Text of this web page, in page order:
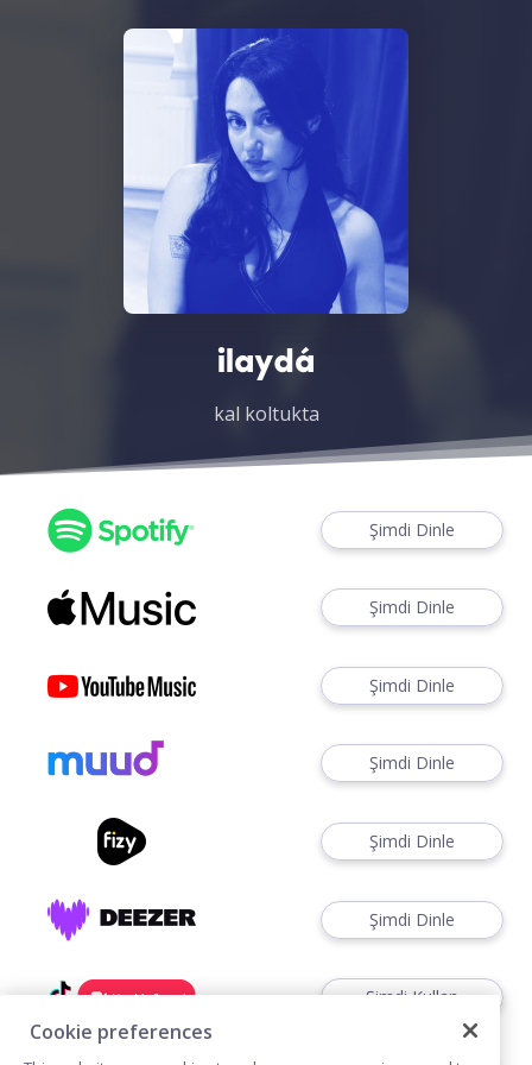
ilaydá
kal koltukta
Şimdi Dinle
Şimdi Dinle
Şimdi Dinle
Şimdi Dinle
Şimdi Dinle
Şimdi Dinle
Şimdi Kullan
Cookie preferences